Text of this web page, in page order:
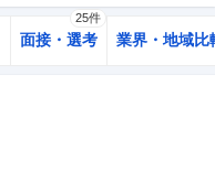
面接・選考
25件
業界・地域比